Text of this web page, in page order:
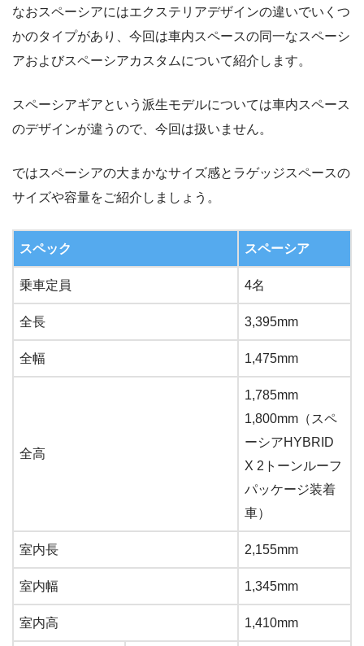
なおスペーシアにはエクステリアデザインの違いでいくつ
かのタイプがあり、今回は車内スペースの同一なスペーシ
アおよびスペーシアカスタムについて紹介します。
スペーシアギアという派生モデルについては車内スペース
のデザインが違うので、今回は扱いません。
ではスペーシアの大まかなサイズ感とラゲッジスペースの
サイズや容量をご紹介しましょう。
スペック スペーシア
乗車定員 4名
全長 3,395mm
全幅 1,475mm
全高
1,785mm
1,800mm（スペ
ーシアHYBRID
X 2トーンルーフ
パッケージ装着
車）
室内長 2,155mm
室内幅 1,345mm
室内高 1,410mm